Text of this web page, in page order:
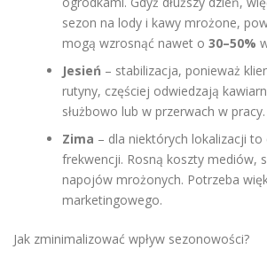
sezon na lody i kawy mrożone,
mogą wzrosnąć nawet o 30–50%
Jesień – stabilizacja, ponieważ
rutyny, częściej odwiedzają
służbowo lub w przerwach w pracy.
Zima – dla niektórych lokalizacji to
frekwencji. Rosną koszty mediów,
napojów mrożonych. Potrzeba
marketingowego.
Jak zminimalizować wpływ sezonowości?